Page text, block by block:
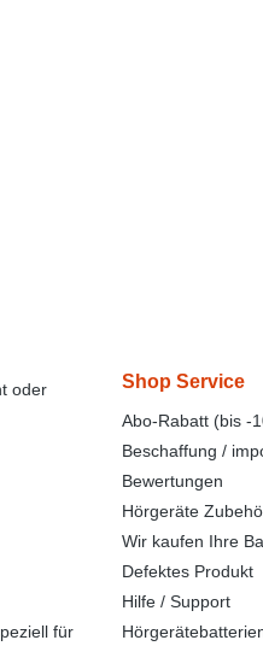
oder
für
Shop Service
Abo-Rabatt (bis -
Beschaffung /
Bewertungen
Hörgeräte
Wir kaufen Ihre
Defektes Produkt
Hilfe / Support